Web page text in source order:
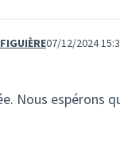
07/12/2024
Nous espérons